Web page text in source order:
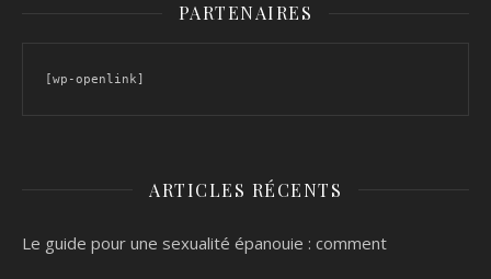
PARTENAIRES
[wp-openlink]
ARTICLES RÉCENTS
Le guide pour une sexualité épanouie : comment